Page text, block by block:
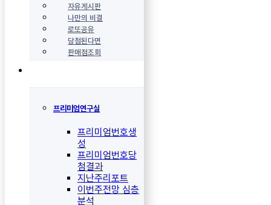
자유게시판
나만의 비결
로또공유
당첨된다면
판매점조회
프리미엄연구실
프리미엄번호생
성
프리미엄번호당
첨결과
지난주리포트
이번주전망 심층
분석